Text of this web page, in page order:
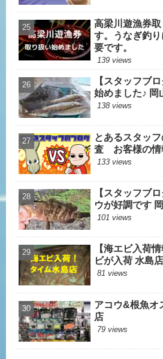
高梁川遊漁券
す。うなぎ釣
要です。
139 views
【スタッフブ
始めました♪ 岡
138 views
とあるスタッ
査 お客様の情
133 views
【スタッフブ
ウが好調です
101 views
【海エビ入荷
ビが入荷 水島店
81 views
アコウ&根魚
店
79 views